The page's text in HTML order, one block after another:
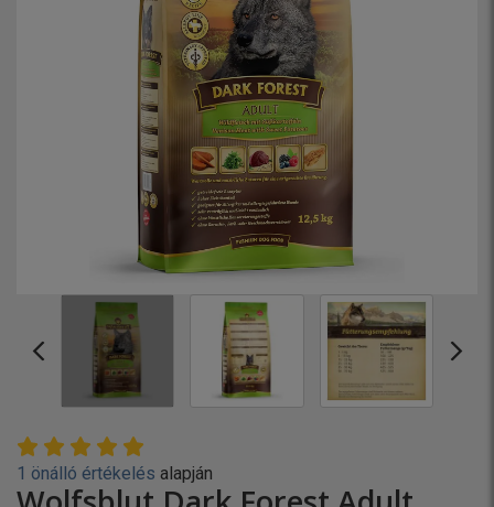
1 önálló értékelés alapján